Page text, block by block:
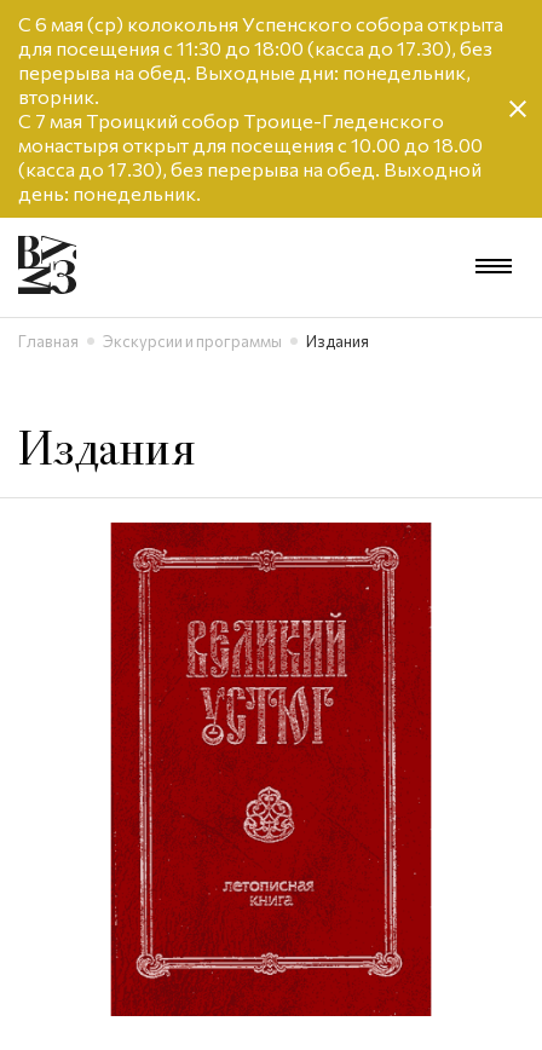
С 6 мая (ср) колокольня Успенского собора открыта
для посещения с 11:30 до 18:00 (касса до 17.30), без
перерыва на обед. Выходные дни: понедельник,
вторник.
С 7 мая Троицкий собор Троице-Гледенского
монастыря открыт для посещения с 10.00 до 18.00
(касса до 17.30), без перерыва на обед. Выходной
день: понедельник.
Главная Экскурсии и программы Издания
Издания